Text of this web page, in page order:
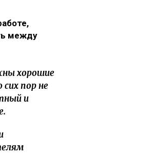
между
хорошие
пор не
и